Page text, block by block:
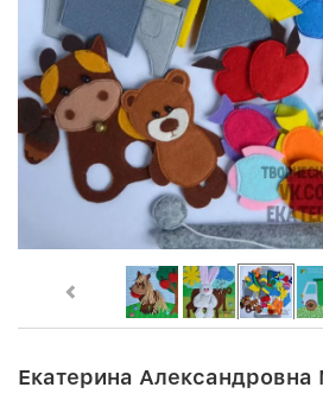
Екатерина Александровна